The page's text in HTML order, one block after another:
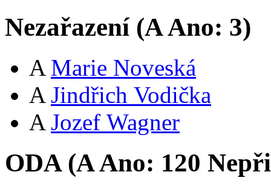
Nezařazení (AAno: 3)
A Marie Noveská
A Jindřich Vodička
A Jozef Wagner
ODA (AAno: 120